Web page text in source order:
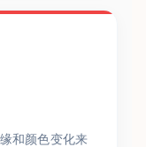
和颜色变化来